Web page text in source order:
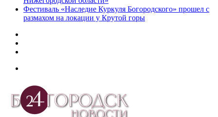
Фестиваль «Наследие Куркуля Богородского» прошел с
размахом на локации у Крутой горы